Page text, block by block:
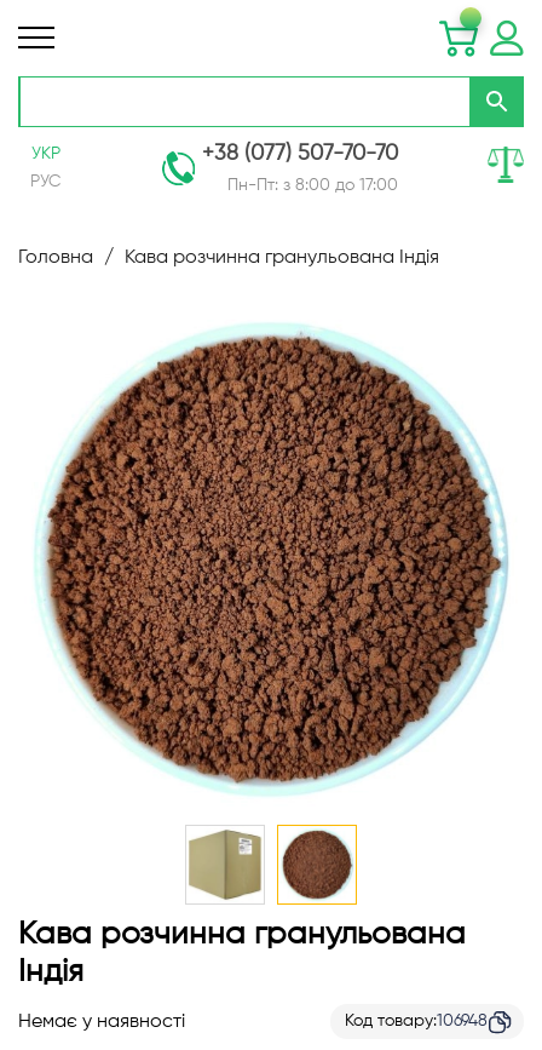
УКР
РУС
+38 (077) 507-70-70
Пн-Пт: з 8:00 до 17:00
Головна Кава розчинна гранульована Індія
зображень
Перейти
до
початку
зображень
Кава розчинна гранульована
Індія
Немає у наявності Код товару 106948